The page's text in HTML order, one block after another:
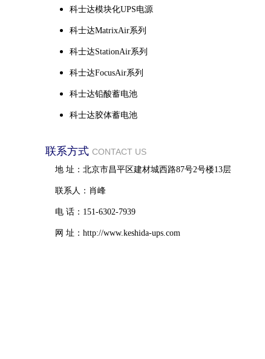
科士达模块化UPS电源
科士达MatrixAir系列
科士达StationAir系列
科士达FocusAir系列
科士达铅酸蓄电池
科士达胶体蓄电池
联系方式 CONTACT US
地 址：北京市昌平区建材城西路87号2号楼13层
联系人：肖峰
电 话：151-6302-7939
网 址：http://www.keshida-ups.com